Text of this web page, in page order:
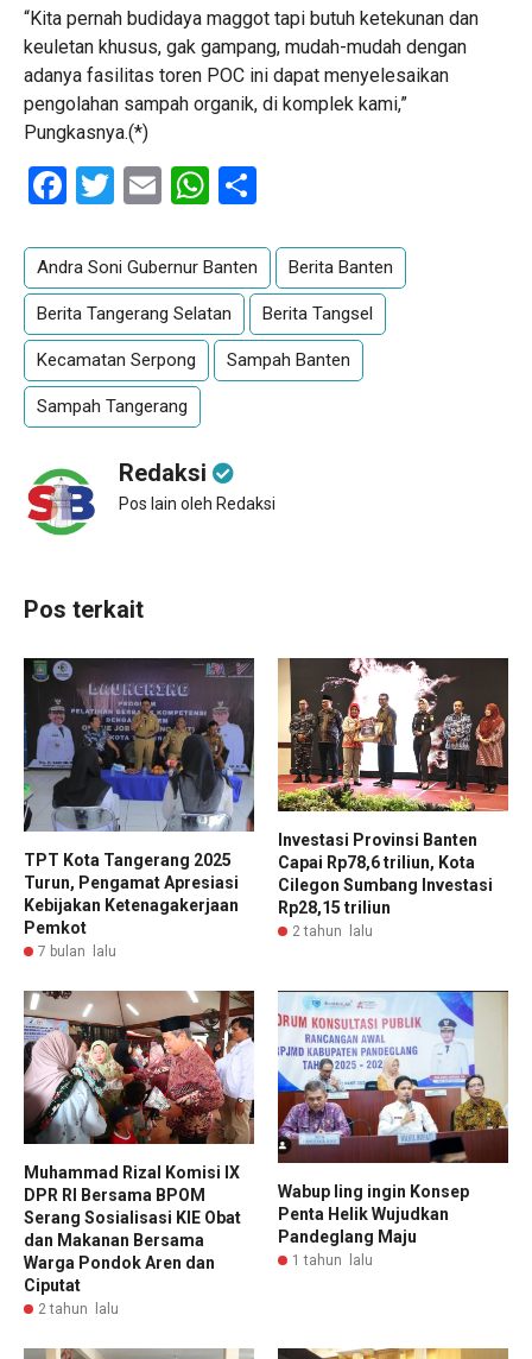
“Kita pernah budidaya maggot tapi butuh ketekunan dan
keuletan khusus, gak gampang, mudah-mudah dengan
adanya fasilitas toren POC ini dapat menyelesaikan
pengolahan sampah organik, di komplek kami,”
Pungkasnya.(*)
Facebook
Twitter
EmailWhatsApp
Andra Soni Gubernur Banten Berita Banten
Berita Tangerang Selatan Berita Tangsel
Kecamatan Serpong Sampah Banten
Sampah Tangerang
Redaksi
Pos lain oleh Redaksi
Pos terkait
TPT Kota Tangerang 2025
Turun, Pengamat Apresiasi
Kebijakan Ketenagakerjaan
Pemkot
7 bulan lalu
Investasi Provinsi Banten
Capai Rp78,6 triliun, Kota
Cilegon Sumbang Investasi
Rp28,15 triliun
2 tahun lalu
Muhammad Rizal Komisi IX
DPR RI Bersama BPOM
Serang Sosialisasi KIE Obat
dan Makanan Bersama
Warga Pondok Aren dan
Ciputat
2 tahun lalu
Wabup Iing ingin Konsep
Penta Helik Wujudkan
Pandeglang Maju
1 tahun lalu